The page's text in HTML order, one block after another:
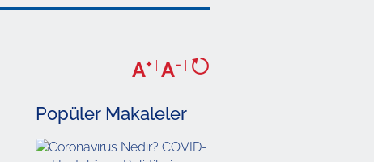
A+ | A- |
Popüler Makaleler